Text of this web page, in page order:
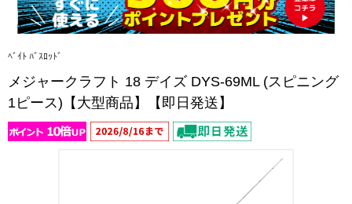
ﾍﾞｲﾄ ﾊﾞｽﾛｯﾄﾞ
メジャークラフト 18 デイズ DYS-69ML (スピニング
1ピース)【大型商品】【即日発送】